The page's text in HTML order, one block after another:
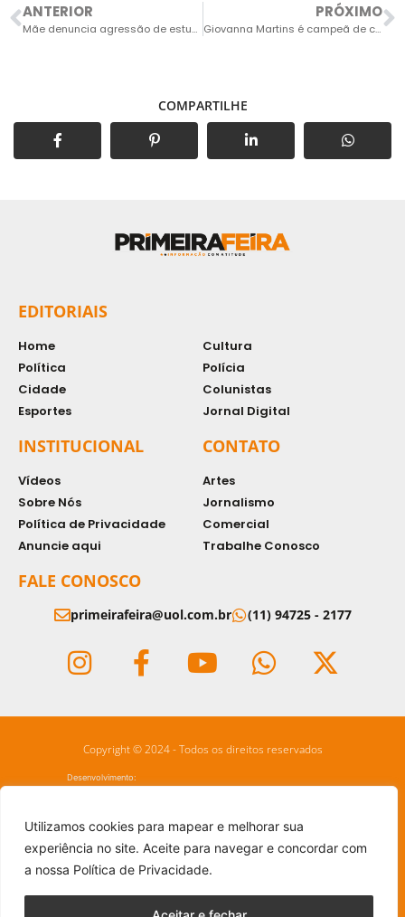
Utilizamos cookies para mapear e melhorar sua
experiência no site. Aceite para navegar e concordar com
a nossa Política de Privacidade.
ANTERIOR
Mãe denuncia agressão de estudantes contra a filha de 11 anos
PRÓXIMO
Giovanna Martins é campeã de corrida em Tietê; Mônica Dalla Vecchia, também saltense, é vice
COMPARTILHE
EDITORIAIS
Home
Política
Cidade
Esportes
Cultura
Polícia
Colunistas
Jornal Digital
INSTITUCIONAL
Vídeos
Sobre Nós
Política de Privacidade
Anuncie aqui
CONTATO
Artes
Jornalismo
Comercial
Trabalhe Conosco
FALE CONOSCO
primeirafeira@uol.com.br (11) 94725 - 2177
Copyright © 2024 - Todos os direitos reservados
Desenvolvimento: